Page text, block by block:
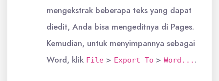
mengekstrak beberapa teks yang dapat
diedit, Anda bisa mengeditnya di Pages.
Kemudian, untuk menyimpannya sebagai
Word, klik File > Export To > Word... .